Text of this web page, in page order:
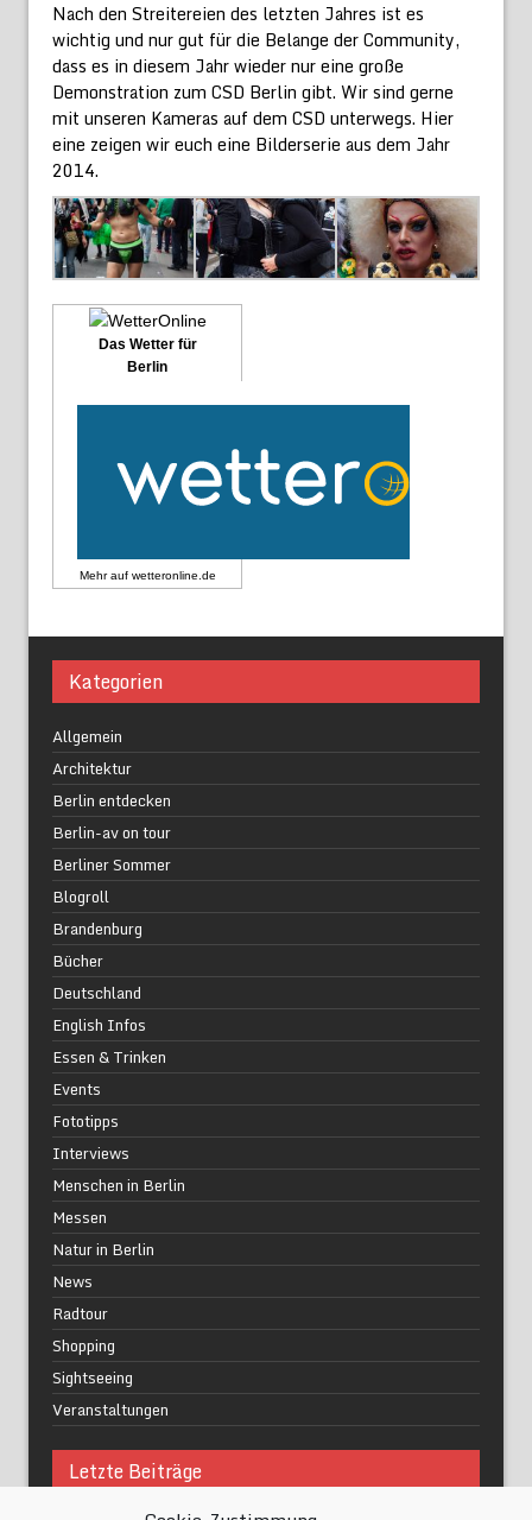
Nach den Streitereien des letzten Jahres ist es
wichtig und nur gut für die Belange der Community,
dass es in diesem Jahr wieder nur eine große
Demonstration zum CSD Berlin gibt. Wir sind gerne
mit unseren Kameras auf dem CSD unterwegs. Hier
eine zeigen wir euch eine Bilderserie aus dem Jahr
2014.
Das Wetter für
Berlin
Mehr auf wetteronline.de
Kategorien
Allgemein
Architektur
Berlin entdecken
Berlin-av on tour
Berliner Sommer
Blogroll
Brandenburg
Bücher
Deutschland
English Infos
Essen & Trinken
Events
Fototipps
Interviews
Menschen in Berlin
Messen
Natur in Berlin
News
Radtour
Shopping
Sightseeing
Veranstaltungen
Letzte Beiträge